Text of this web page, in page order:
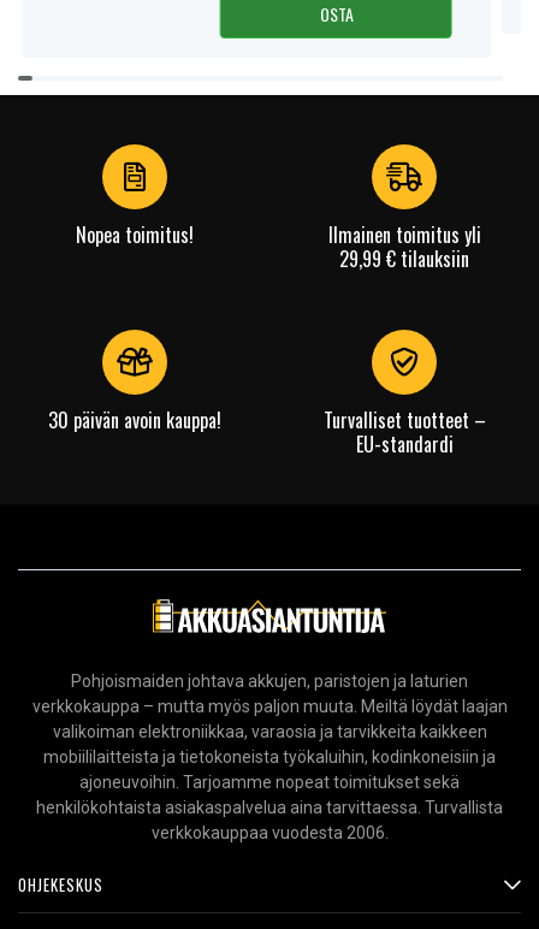
OSTA
Item
1
Nopea toimitus!
Ilmainen toimitus yli
29,99 € tilauksiin
30 päivän avoin kauppa!
Turvalliset tuotteet –
EU-standardi
Pohjoismaiden johtava akkujen, paristojen ja laturien
verkkokauppa – mutta myös paljon muuta. Meiltä löydät laajan
valikoiman elektroniikkaa, varaosia ja tarvikkeita kaikkeen
mobiililaitteista ja tietokoneista työkaluihin, kodinkoneisiin ja
ajoneuvoihin. Tarjoamme nopeat toimitukset sekä
henkilökohtaista asiakaspalvelua aina tarvittaessa. Turvallista
verkkokauppaa vuodesta 2006.
OHJEKESKUS